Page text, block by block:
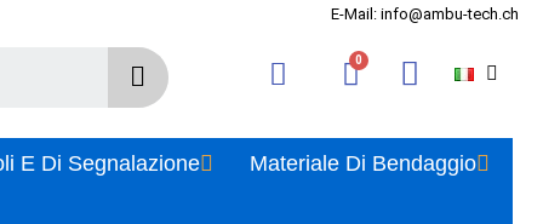
E-Mail: info@ambu-tech.ch
E Di Segnalazione Materiale Di Bendaggio